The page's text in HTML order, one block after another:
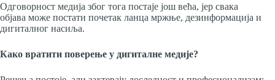
Одговорност медија због тога постаје још већа, јер свака
објава може постати почетак ланца мржње, дезинформација и
дигиталног насиља.
Како вратити поверење у дигиталне медије?